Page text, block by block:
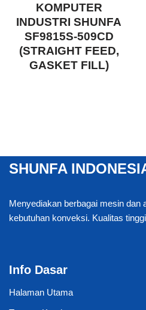
KOMPUTER
INDUSTRI SHUNFA
SF9815S-509CD
(STRAIGHT FEED,
GASKET FILL)
SHUNFA
Menyediakan berbagai mesin dan
kebutuhan konveksi. Kualitas
Info Dasar
Halaman Utama